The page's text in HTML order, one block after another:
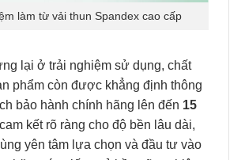
làm từ vải thun Spandex cao cấp
lại ở trải nghiệm sử dụng, chất
phẩm còn được khẳng định thông
bảo hành chính hãng lên đến 15
kết rõ ràng cho độ bền lâu dài,
yên tâm lựa chọn và đầu tư vào